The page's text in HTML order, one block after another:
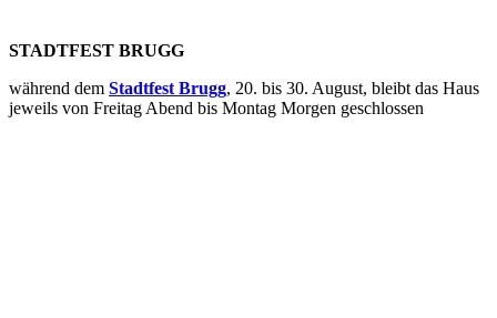
STADTFEST BRUGG
während dem Stadtfest Brugg, 20. bis 30. August, bleibt das Haus
jeweils von Freitag Abend bis Montag Morgen geschlossen